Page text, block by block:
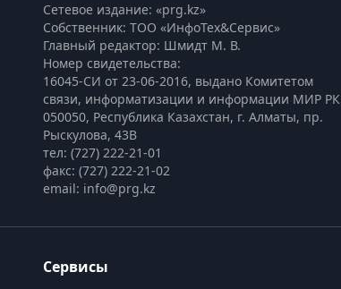
Сетевое издание: «prg.kz»
Собственник: ТОО «ИнфоТех&Сервис»
Главный редактор: Шмидт М. В.
Номер свидетельства:
16045-СИ от 23-06-2016, выдано Комитетом
связи, информатизации и информации МИР РК
050050, Республика Казахстан, г. Алматы, пр.
Рыскулова, 43В
тел: (727) 222-21-01
факс: (727) 222-21-02
email: info@prg.kz
Сервисы